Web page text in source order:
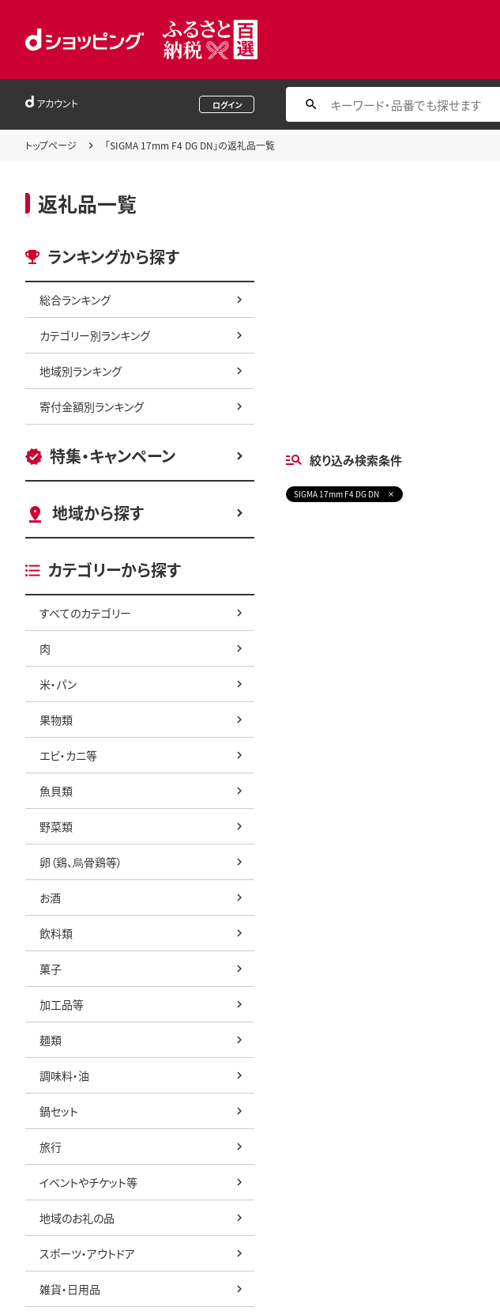
アカウント ログイン
トップページ 「SIGMA 17mm F4 DG DN」の返礼品一覧
返礼品一覧
ランキングから探す
総合ランキング
カテゴリー別ランキング
地域別ランキング
寄付金額別ランキング
特集・キャンペーン
地域から探す
カテゴリーから探す
すべてのカテゴリー
肉
米・パン
果物類
エビ・カニ等
魚貝類
野菜類
卵（鶏、烏骨鶏等）
お酒
飲料類
菓子
加工品等
麺類
調味料・油
鍋セット
旅行
イベントやチケット等
地域のお礼の品
スポーツ・アウトドア
雑貨・日用品
絞り込み検索条件
SIGMA 17mm F4 DG DN